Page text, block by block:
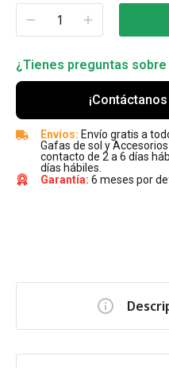
¿Tienes preguntas
Envíos: Envío gratis a
Gafas de sol y
contacto de 2 a 6 días
días hábiles.
Garantía: 6 meses por